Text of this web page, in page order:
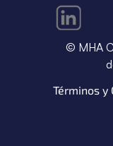
© MHA
Términos y